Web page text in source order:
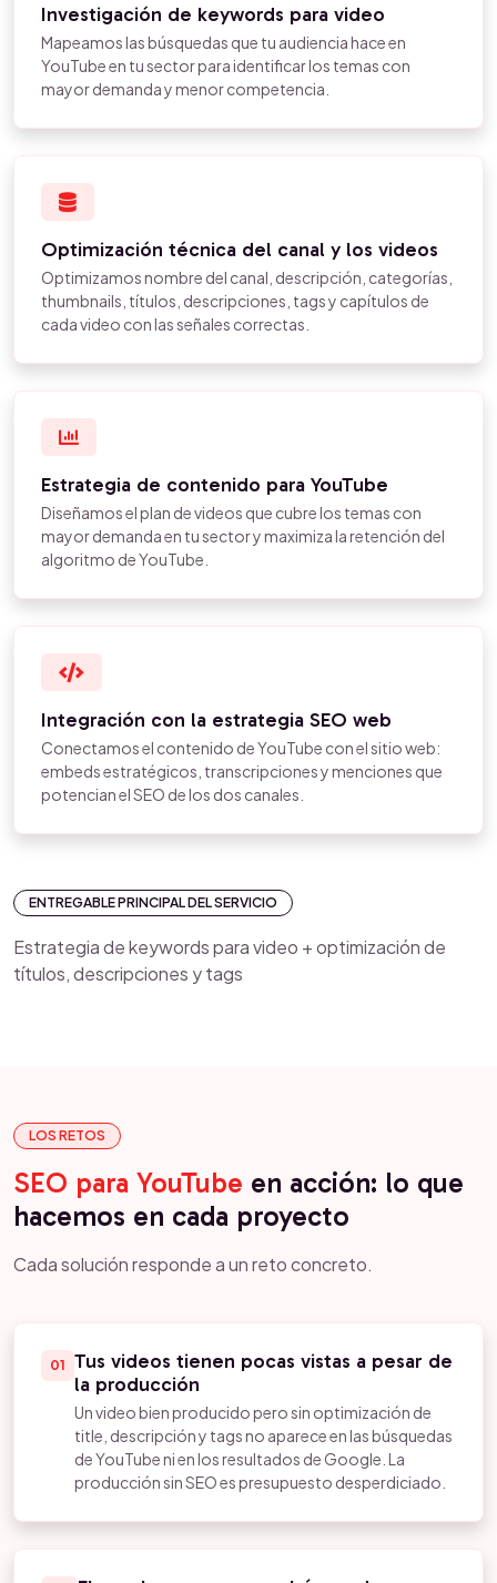
Investigación de keywords para video
Mapeamos las búsquedas que tu audiencia hace en
YouTube en tu sector para identificar los temas con
mayor demanda y menor competencia.
Optimización técnica del canal y los videos
Optimizamos nombre del canal, descripción, categorías,
thumbnails, títulos, descripciones, tags y capítulos de
cada video con las señales correctas.
Estrategia de contenido para YouTube
Diseñamos el plan de videos que cubre los temas con
mayor demanda en tu sector y maximiza la retención del
algoritmo de YouTube.
Integración con la estrategia SEO web
Conectamos el contenido de YouTube con el sitio web:
embeds estratégicos, transcripciones y menciones que
potencian el SEO de los dos canales.
ENTREGABLE PRINCIPAL DEL SERVICIO
Estrategia de keywords para video + optimización de
títulos, descripciones y tags
LOS RETOS
SEO para YouTube en acción: lo que
hacemos en cada proyecto
Cada solución responde a un reto concreto.
01 Tus videos tienen pocas vistas a pesar de
la producción
Un video bien producido pero sin optimización de
title, descripción y tags no aparece en las búsquedas
de YouTube ni en los resultados de Google. La
producción sin SEO es presupuesto desperdiciado.